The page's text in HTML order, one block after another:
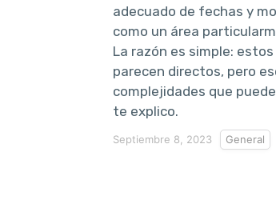
adecuado de fechas y
como un área
La razón es simple:
parecen directos, pero
complejidades que
te explico.
Septiembre 8, 2023 General